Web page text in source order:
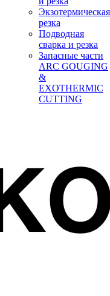
Экзотермическая
резка
Подводная
сварка и резка
Запасные части
ARC GOUGING
&
EXOTHERMIC
CUTTING